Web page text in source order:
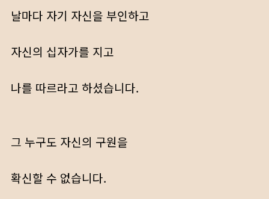
날마다 자기 자신을 부인하고
자신의 십자가를 지고
나를 따르라고 하셨습니다.
그 누구도 자신의 구원을
확신할 수 없습니다.